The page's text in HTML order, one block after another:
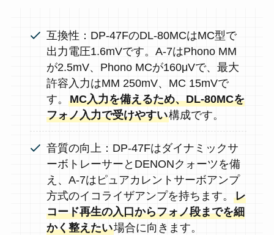
互換性：DP-47FのDL-80MCはMC型で
出力電圧1.6mVです。A-7はPhono MM
が2.5mV、Phono MCが160μVで、最大
許容入力はMM 250mV、MC 15mVで
す。MC入力を備えるため、DL-80MCを
フォノ入力で受けやすい構成です。
音質の向上：DP-47Fはダイナミックサ
ーボトレーサーとDENONクォーツを備
え、A-7はピュアカレントサーボアンプ
方式のイコライザアンプを持ちます。レ
コード再生の入口からフォノ段までを細
かく整えたい場合に向きます。